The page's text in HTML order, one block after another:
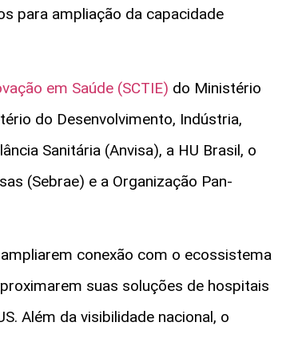
para ampliação da capacidade
em Saúde (SCTIE) do Ministério
do Desenvolvimento, Indústria,
Sanitária (Anvisa), a HU Brasil, o
(Sebrae) e a Organização Pan-
conexão com o ecossistema
suas soluções de hospitais
Além da visibilidade nacional, o